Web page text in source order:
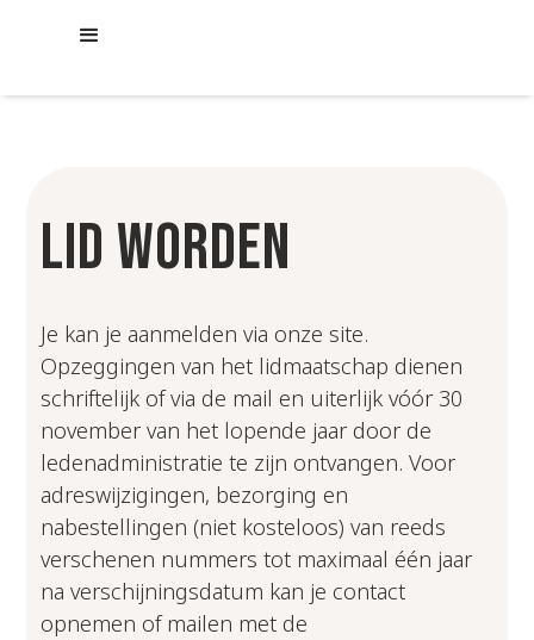
LID WORDEN
Je kan je aanmelden via onze site.
Opzeggingen van het lidmaatschap dienen
schriftelijk of via de mail en uiterlijk vóór 30
november van het lopende jaar door de
ledenadministratie te zijn ontvangen. Voor
adreswijzigingen, bezorging en
nabestellingen (niet kosteloos) van reeds
verschenen nummers tot maximaal één jaar
na verschijningsdatum kan je contact
opnemen of mailen met de